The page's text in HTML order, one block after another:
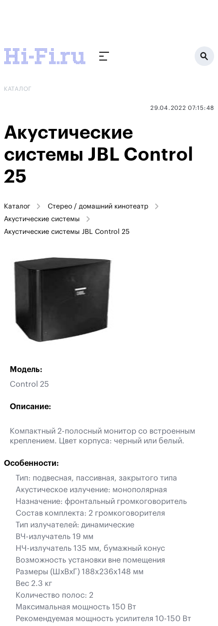
КАТАЛОГ
29.04.2022 07:15:48
Акустические
системы JBL Control
25
Каталог
Стерео / домашний кинотеатр
Акустические системы
Акустические системы JBL Control 25
Модель:
Control 25
Описание:
Компактный 2-полосный монитор со встроенным
креплением. Цвет корпуса: черный или белый.
Особенности:
Тип: подвесная, пассивная, закрытого типа
Акустическое излучение: монополярная
Назначение: фронтальный громкоговоритель
Состав комплекта: 2 громкоговорителя
Тип излучателей: динамические
ВЧ-излучатель 19 мм
НЧ-излучатель 135 мм, бумажный конус
Возможность установки вне помещения
Размеры (ШхВхГ) 188x236x148 мм
Вес 2.3 кг
Количество полос: 2
Максимальная мощность 150 Вт
Рекомендуемая мощность усилителя 10-150 Вт